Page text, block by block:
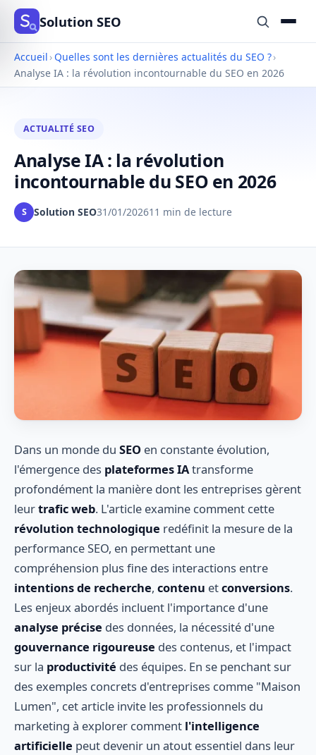
Solution SEO
Accueil › Quelles sont les dernières actualités du SEO ?›
Analyse IA : la révolution incontournable du SEO en 2026
ACTUALITÉ SEO
Analyse IA : la révolution
incontournable du SEO en 2026
S Solution SEO31/01/202611 min de lecture
Dans un monde du SEO en constante évolution,
l'émergence des plateformes IAtransforme
profondément la manière dont les entreprises gèrent
leurtrafic web. L'article examine comment cette
révolution technologique redéfinit la mesure de la
performance SEO, en permettant une
compréhension plus fine des interactions entre
intentions de recherche, contenu etconversions.
Les enjeux abordés incluent l'importance d'une
analyse précise des données, la nécessité d'une
gouvernance rigoureuse des contenus, et l'impact
sur la productivité des équipes. En se penchant sur
des exemples concrets d'entreprises comme "Maison
Lumen", cet article invite les professionnels du
marketing à explorer comment l'intelligence
artificielle peut devenir un atout essentiel dans leur